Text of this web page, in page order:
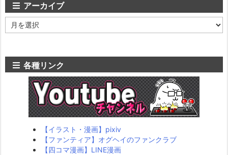
アーカイブ
ー
各種リンク
【イラスト・漫画】pixiv
【ファンティア】オグヘイのファンクラブ
【四コマ漫画】LINE漫画